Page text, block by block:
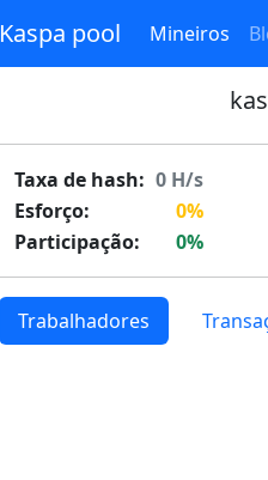
Kaspa pool Mineiros
Taxa de hash: 0 H/s
Esforço:
0%
Participação:
0%
Trabalhadores